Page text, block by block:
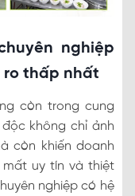
nghiệp
ro thấp nhất
còn trong cung
không chỉ ảnh
còn khiến doanh
mất uy tín và thiệt
nghiệp có hệ